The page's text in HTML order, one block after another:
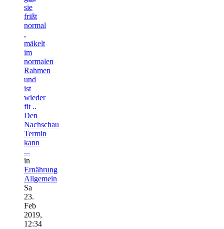
sie
frißt
normal
,
mäkelt
im
normalen
Rahmen
und
ist
wieder
fit ..
Den
Nachschau
Termin
kann
...
in
Ernährung
Allgemein
Sa
23.
Feb
2019,
12:34